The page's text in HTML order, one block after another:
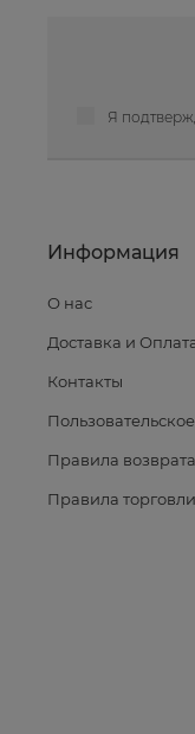
Я
Информация
О нас
Доставка и
Контакты
Правила возврата
Правила торговли